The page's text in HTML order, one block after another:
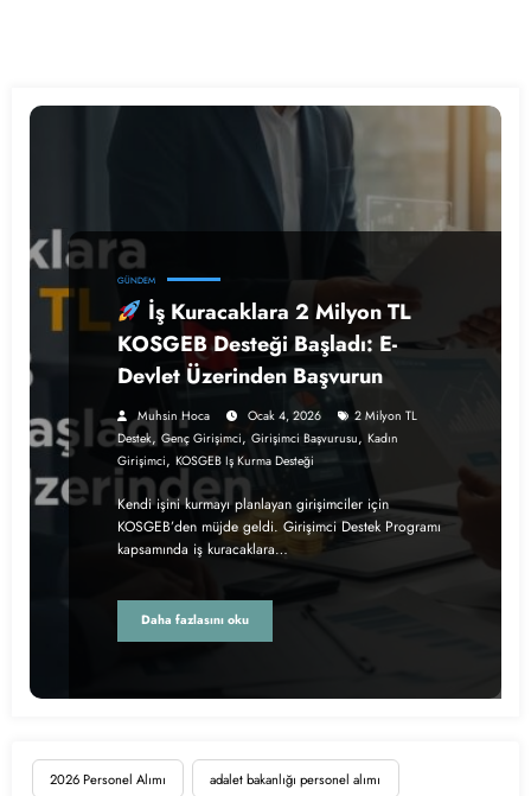
2026 Personel Alımı adalet bakanlığı personel alımı
GÜNDEM
İş Kuracaklara 2 Milyon TL
KOSGEB Desteği Başladı: E-
Devlet Üzerinden Başvurun
Muhsin Hoca Ocak 4, 2026
2 Milyon TL
Destek, Genç Girişimci, Girişimci Başvurusu, Kadın
Girişimci, KOSGEB Iş Kurma Desteği
Kendi işini kurmayı planlayan girişimciler için
KOSGEB’den müjde geldi. Girişimci Destek Programı
kapsamında iş kuracaklara…
Daha fazlasını oku